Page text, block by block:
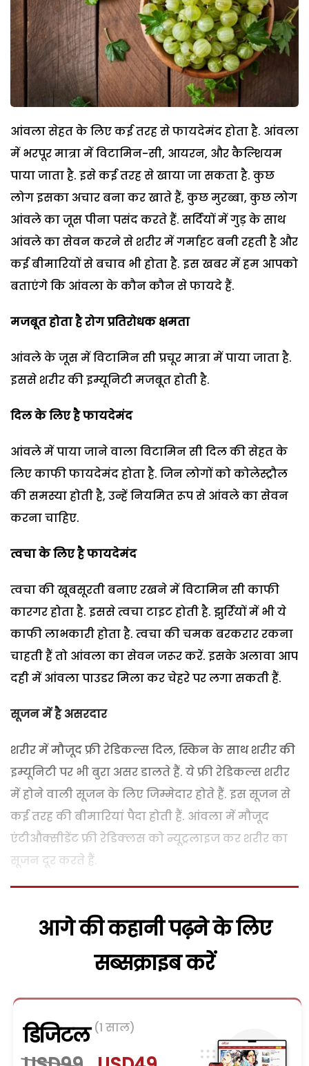
आंवला सेहत के लिए कई तरह से फायदेमंद होता है. आंवला
में भरपूर मात्रा में विटामिन-सी, आयरन, और कैल्शियम
पाया जाता है. इसे कई तरह से खाया जा सकता है. कुछ
लोग इसका अचार बना कर खाते हैं, कुछ मुरब्बा, कुछ लोग
आंवले का जूस पीना पसंद करते हैं. सर्दियों में गुड़ के साथ
आंवले का सेवन करने से शरीर में गर्माहट बनी रहती है और
कई बीमारियों से बचाव भी होता है. इस खबर में हम आपको
बताएंगे कि आंवला के कौन कौन से फायदे हैं.
मजबूत होता है रोग प्रतिरोधक क्षमता
आंवले के जूस में विटामिन सी प्रचूर मात्रा में पाया जाता है.
इससे शरीर की इम्यूनिटी मजबूत होती है.
दिल के लिए है फायदेमंद
आंवले में पाया जाने वाला विटामिन सी दिल की सेहत के
लिए काफी फायदेमंद होता है. जिन लोगों को कोलेस्ट्रौल
की समस्या होती है, उन्हें नियमित रूप से आंवले का सेवन
करना चाहिए.
त्वचा के लिए है फायदेमंद
त्वचा की खूबसूरती बनाए रखने में विटामिन सी काफी
कारगर होता है. इससे त्वचा टाइट होती है. झुर्रियों में भी ये
काफी लाभकारी होता है. त्वचा की चमक बरकरार रकना
चाहती हैं तो आंवला का सेवन जरूर करें. इसके अलावा आप
दही में आंवला पाउडर मिला कर चेहरे पर लगा सकती हैं.
सूजन में है असरदार
शरीर में मौजूद फ्री रेडिकल्स दिल, स्किन के साथ शरीर की
इम्यूनिटी पर भी बुरा असर डालते हैं. ये फ्री रेडिकल्स शरीर
में होने वाली सूजन के लिए जिम्मेदार होते हैं. इस सूजन से
कई तरह की बीमारियां पैदा होती हैं. आंवला में मौजूद
एंटीऔक्सीडेंट फ्री रेडिक्लस को न्यूट्रलाइज कर शरीर का
सूजन दूर करते हैं.
आगे की कहानी पढ़ने के लिए
सब्सक्राइब करें
डिजिटल (1 साल)